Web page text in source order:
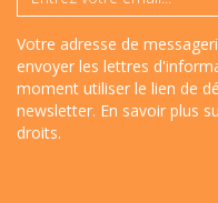
Votre adresse de
envoyer les lettres
moment utiliser le lien de
newsletter. En savoir plus
droits.